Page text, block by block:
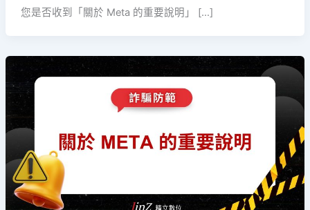
您是否收到「關於 Meta 的重要說明」 […]